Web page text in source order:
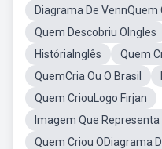
Diagrama De VennQuem
Quem Descobriu OIngles
HistóriaInglês
Quem
QuemCria Ou O Brasil
Quem CriouLogo Firjan
Imagem Que
Quem Criou ODiagrama